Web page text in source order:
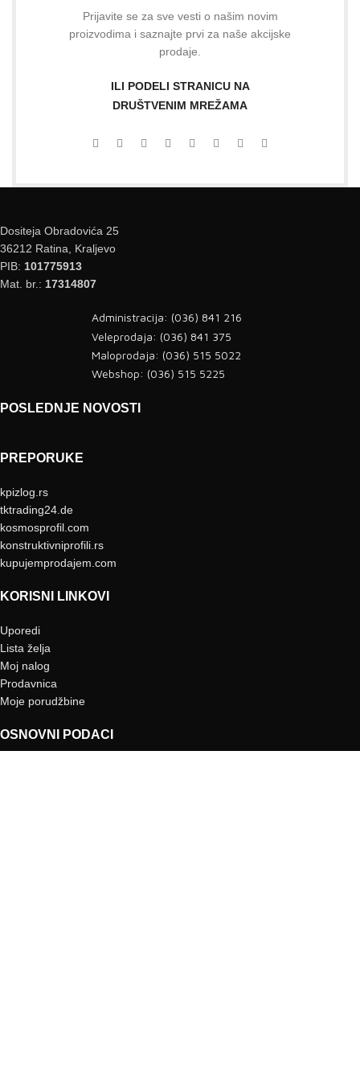
Prijavite se za sve vesti o našim novim
proizvodima i saznajte prvi za naše akcijske
prodaje.
ILI PODELI STRANICU NA
DRUŠTVENIM MREŽAMA
Dositeja Obradovića 25
36212 Ratina, Kraljevo
PIB: 101775913
Mat. br.: 17314807
Administracija: (036) 841 216
Veleprodaja: (036) 841 375
Maloprodaja: (036) 515 5022
Webshop: (036) 515 5225
POSLEDNJE NOVOSTI
PREPORUKE
kpizlog.rs
tktrading24.de
kosmosprofil.com
konstruktivniprofili.rs
kupujemprodajem.com
KORISNI LINKOVI
Uporedi
Lista želja
Moj nalog
Prodavnica
Moje porudžbine
OSNOVNI PODACI